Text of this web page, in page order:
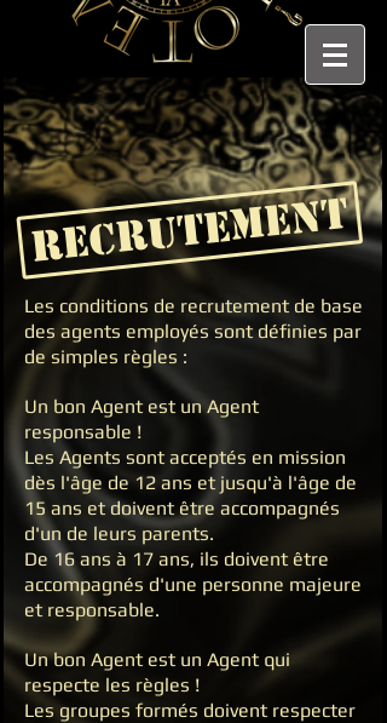
RECRUTEMENT
Les conditions de recrutement de base
des agents employés sont définies par
de simples règles :
Un bon Agent est un Agent
responsable !
Les Agents sont acceptés en mission
dès l'âge de 12 ans et jusqu'à l'âge de
15 ans et doivent être accompagnés
d'un de leurs parents.
De 16 ans à 17 ans, ils doivent être
accompagnés d'une personne majeure
et responsable.
Un bon Agent est un Agent qui
respecte les règles !
Les groupes formés doivent respecter